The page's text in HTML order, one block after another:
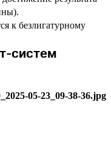
к безлигатурному
систем